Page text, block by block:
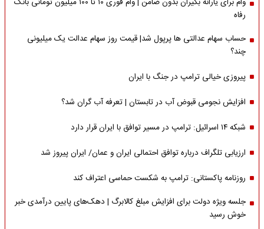
رفاه
حساب سهام عدالتی ها پرپول شد| قیمت روز سهام عدالت یک میلیونی
چند؟
پیروزی خیالی ترامپ در جنگ با ایران
افزایش نجومی قبوض آب در تابستان | تعرفه آب گران شد؟
شبکه ۱۴ اسرائیل: ترامپ در مسیر توافق با ایران قرار دارد
ارزیابی تلگراف درباره توافق احتمالی ایران و عمان/ ایران پیروز شد
روزنامه پاکستانی: ترامپ به شکست حماسی اعتراف کند
جلسه ویژه دولت برای افزایش مبلغ کالابرگ | دهک‌های پایین درآمدی خبر
خوش رسید